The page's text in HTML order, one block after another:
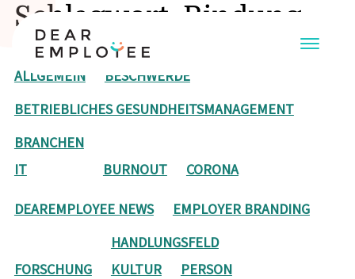
Schlagwort: Bindung
ALLGEMEIN
BESCHWERDE
BETRIEBLICHES GESUNDHEITSMANAGEMENT
BRANCHEN
IT
BURNOUT CORONA
DEAREMPLOYEE NEWS EMPLOYER BRANDING
FORSCHUNG
HANDLUNGSFELD
KULTUR
PERSON